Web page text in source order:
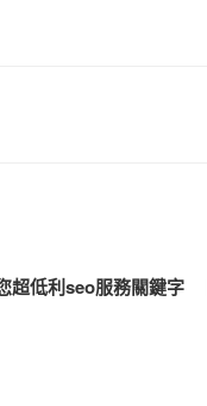
超低利seo服務關鍵字